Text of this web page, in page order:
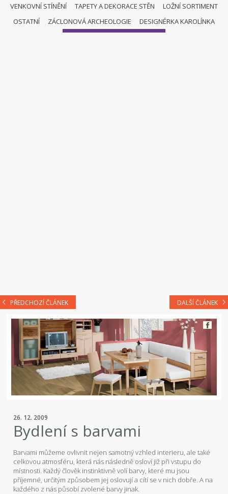
VENKOVNÍ STÍNĚNÍ
TAPETY A DEKORACE STĚN
LOŽNÍ SORTIMENT
OSTATNÍ
ZÁCLONOVÁ ARCHEOLOGIE DESIGNÉRKA KAROLÍNKA
OSTATNÍ
PŘEDCHOZÍ ČLÁNEK DALŠÍ ČLÁNEK
26. 12. 2009
Bydlení s barvami
Barvami můžeme ovlivnit nejen samotný vzhled interieru, ale také
celkovou atmosféru, která nás následně osloví již při vstupu do
místnosti. Každý člověk instinktivně volí barvy, které mu jsou
příjemné, určitým způsobem jej oslovují a cítí se v nich dobře. A na
každého z nás působí zvolené barvy jinak.